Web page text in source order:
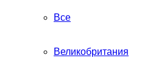
Все
Великобритания